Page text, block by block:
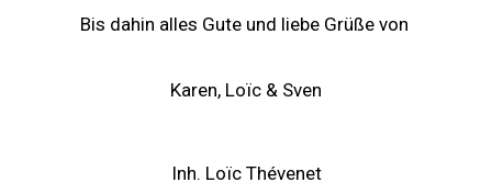
Bis dahin alles Gute und liebe Grüße von
Karen, Loïc & Sven
Inh. Loïc Thévenet